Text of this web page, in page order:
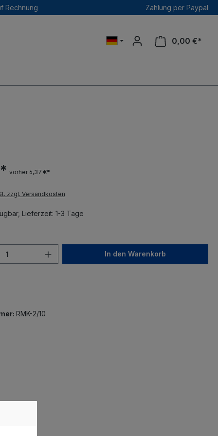
Rechnung Zahlung per Paypal
0,00 €*
vorher 6,37 €*
zzgl. Versandkosten
Lieferzeit: 1-3 Tage
In den Warenkorb
RMK-2/10